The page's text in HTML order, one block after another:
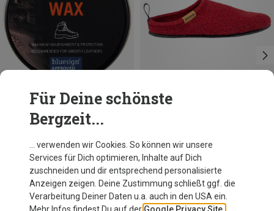
Du sparst 19%
Für Deine schönste
Bergzeit...
… verwenden wir Cookies. So können wir unsere
Services für Dich optimieren, Inhalte auf Dich
zuschneiden und dir entsprechend personalisierte
Anzeigen zeigen. Deine Zustimmung schließt ggf. die
Verarbeitung Deiner Daten u.a. auch in den USA ein.